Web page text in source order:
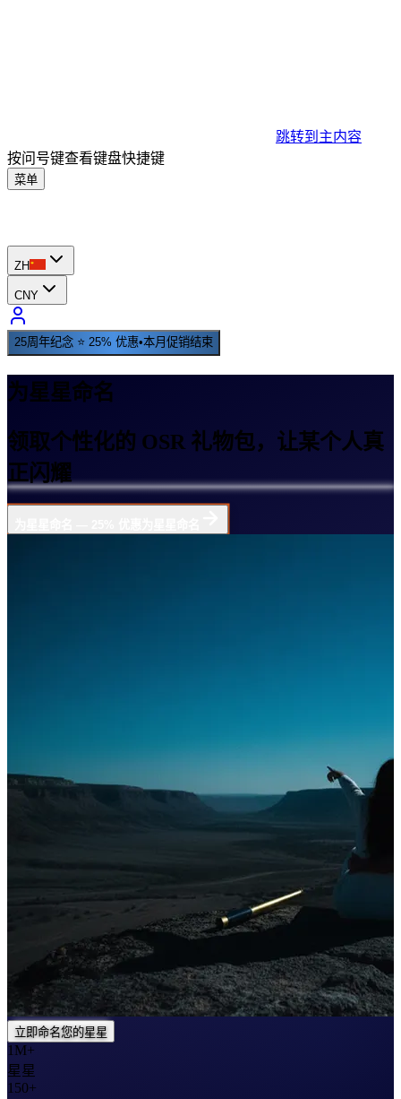
跳转到主内容
按问号键查看键盘快捷键
菜单
ZH
CNY
25周年纪念 ⭐ 25% 优惠•本月促销结束
为星星命名
领取个性化的 OSR 礼物包，让某个人真
正闪耀
立即命名您的星星
1M+
星星
150+